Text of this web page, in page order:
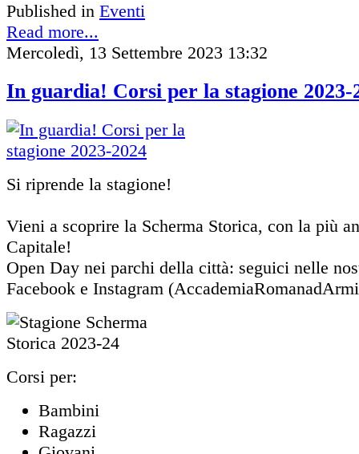
Published in Eventi
Read more...
Mercoledì, 13 Settembre 2023 13:32
In guardia! Corsi per la stagione 2023-
Si riprende la stagione!
Vieni a scoprire la Scherma Storica, con la più
Capitale!
Open Day nei parchi della città: seguici nelle
Facebook e Instagram
Corsi per:
Bambini
Ragazzi